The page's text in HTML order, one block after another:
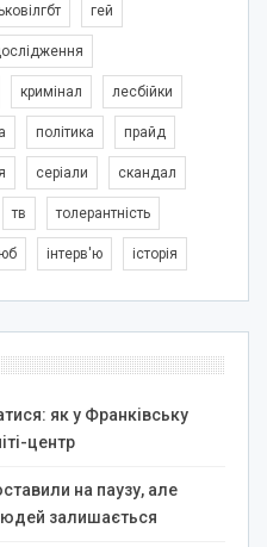
гей
кримінал лесбійки
політика прайд
серіали скандал
тв толерантність
інтерв'ю історія
як у Франківську
центр
на паузу, але
залишається